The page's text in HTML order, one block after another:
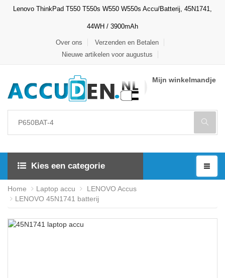
Lenovo ThinkPad T550 T550s W550 W550s Accu/Batterij, 45N1741,
44WH / 3900mAh
Over ons
Verzenden en Betalen
Nieuwe artikelen voor augustus
Mijn winkelmandje
Kies een categorie
Home Laptop accu
LENOVO Accus
LENOVO 45N1741 batterij